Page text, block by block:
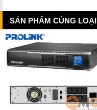
SẢN PHẨM CÙNG LOẠI